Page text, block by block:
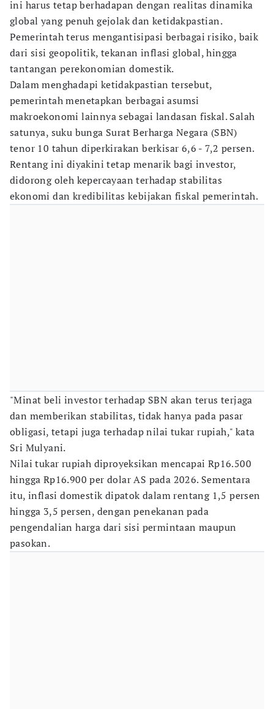
ini harus tetap berhadapan dengan realitas dinamika
global yang penuh gejolak dan ketidakpastian.
Pemerintah terus mengantisipasi berbagai risiko, baik
dari sisi geopolitik, tekanan inflasi global, hingga
tantangan perekonomian domestik.
Dalam menghadapi ketidakpastian tersebut,
pemerintah menetapkan berbagai asumsi
makroekonomi lainnya sebagai landasan fiskal. Salah
satunya, suku bunga Surat Berharga Negara (SBN)
tenor 10 tahun diperkirakan berkisar 6,6 - 7,2 persen.
Rentang ini diyakini tetap menarik bagi investor,
didorong oleh kepercayaan terhadap stabilitas
ekonomi dan kredibilitas kebijakan fiskal pemerintah.
"Minat beli investor terhadap SBN akan terus terjaga
dan memberikan stabilitas, tidak hanya pada pasar
obligasi, tetapi juga terhadap nilai tukar rupiah," kata
Sri Mulyani.
Nilai tukar rupiah diproyeksikan mencapai Rp16.500
hingga Rp16.900 per dolar AS pada 2026. Sementara
itu, inflasi domestik dipatok dalam rentang 1,5 persen
hingga 3,5 persen, dengan penekanan pada
pengendalian harga dari sisi permintaan maupun
pasokan.